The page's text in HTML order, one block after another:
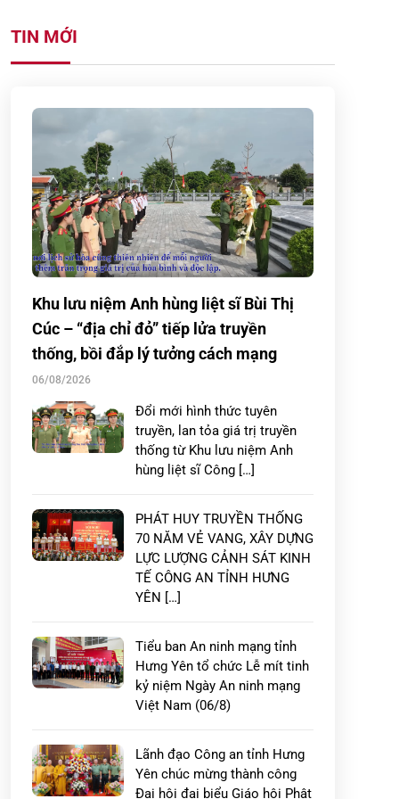
TIN MỚI
Khu lưu niệm Anh hùng liệt sĩ Bùi Thị
Cúc – “địa chỉ đỏ” tiếp lửa truyền
thống, bồi đắp lý tưởng cách mạng
06/08/2026
Đổi mới hình thức tuyên
truyền, lan tỏa giá trị truyền
thống từ Khu lưu niệm Anh
hùng liệt sĩ Công […]
PHÁT HUY TRUYỀN THỐNG
70 NĂM VẺ VANG, XÂY DỰNG
LỰC LƯỢNG CẢNH SÁT KINH
TẾ CÔNG AN TỈNH HƯNG
YÊN […]
Tiểu ban An ninh mạng tỉnh
Hưng Yên tổ chức Lễ mít tinh
kỷ niệm Ngày An ninh mạng
Việt Nam (06/8)
Lãnh đạo Công an tỉnh Hưng
Yên chúc mừng thành công
Đại hội đại biểu Giáo hội Phật